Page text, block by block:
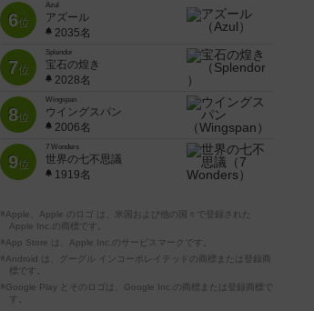
6位
Azul
アズール
2035名
7位
Splendor
宝石の煌き
2028名
8位
Wingspan
ウイングスパン
2006名
9位
7 Wonders
世界の七不思議
1919名
※Apple、Apple のロゴ は、米国および他の国々で登録された
Apple Inc.の商標です。
※App Store は、Apple Inc.のサービスマークです。
※Android は、グーグル インコーポレイテッドの商標または登録商
標です。
※Google Play とそのロゴは、Google Inc.の商標または登録商標で
す。